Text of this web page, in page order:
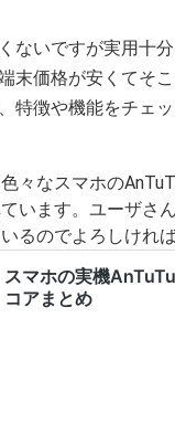
ないですが実用十
末価格が安くてそ
特徴や機能をチェ
々なスマホの
います。ユーザさ
るのでよろしけれ